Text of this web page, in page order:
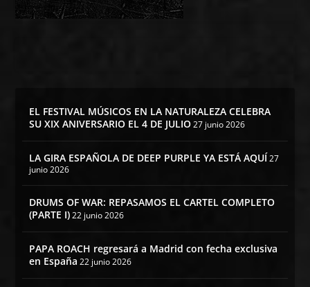
EL FESTIVAL MÚSICOS EN LA NATURALEZA CELEBRA
SU XIX ANIVERSARIO EL 4 DE JULIO 27 junio 2026
LA GIRA ESPAÑOLA DE DEEP PURPLE YA ESTÁ AQUÍ27
junio 2026
DRUMS OF WAR: REPASAMOS EL CARTEL COMPLETO
(PARTE I) 22 junio 2026
PAPA ROACH regresará a Madrid con fecha exclusiva
en España 22 junio 2026